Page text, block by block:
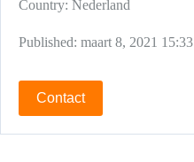
Country: Nederland
Published: maart 8, 2021 15:33
Contact